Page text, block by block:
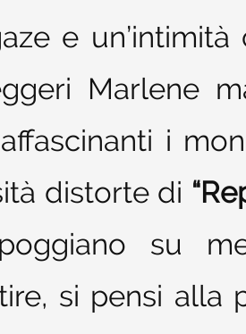
e
Marlene
i
distorte di
su
si pensi alla